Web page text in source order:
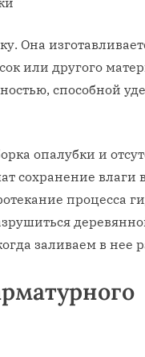
Она
или другого
способной
опалубки и
сохранение влаги
процесса
заливаем в нее